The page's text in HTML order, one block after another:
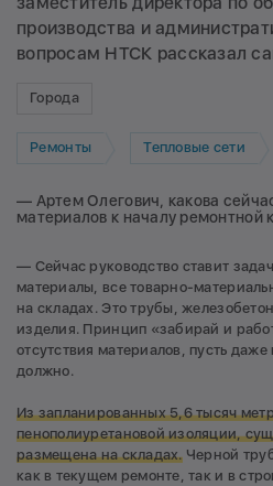
производства и
вопросам НТСК рассказал
Города
Ремонты Тепловые сети
— Артем Олегович, какова
материалов к началу ремонтной
— Сейчас руководство ставит
материалы, все товарно-
на складах. Это трубы,
изделия. Принцип «забирай и
отсутствия материалов, пусть
должно.
Из запланированных 5,6 тысяч
пенополиуретановой изоляции,
размещена на складах.Черной
как в текущем ремонте, так и в